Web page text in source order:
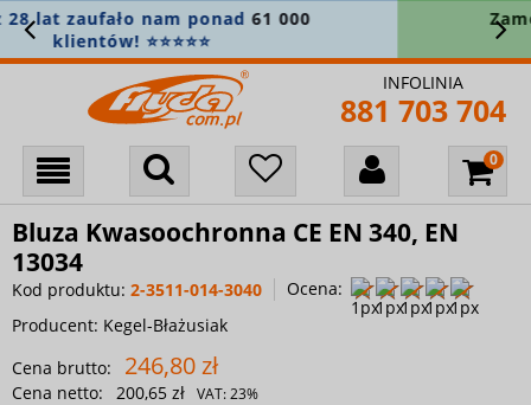
Zamówienie powyżej 400 zł? Wysyłkę
bierzemy na siebie! 🚚
INFOLINIA
881 703 704
Bluza Kwasoochronna CE EN 340, EN
13034
Kod produktu: 2-3511-014-3040
Ocena:
Producent: Kegel-Błażusiak
Cena brutto:
246,80 zł
Cena netto: 200,65 zł VAT:23%